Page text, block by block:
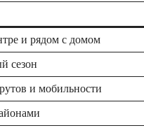
и рядом с домом
сезон
и мобильности